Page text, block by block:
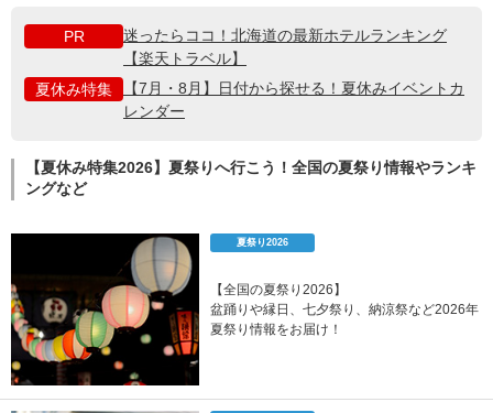
PR
迷ったらココ！北海道の最新ホテルランキング
【楽天トラベル】
夏休み特集
【7月・8月】日付から探せる！夏休みイベントカ
レンダー
【夏休み特集2026】夏祭りへ行こう！全国の夏祭り情報やランキ
ングなど
夏祭り2026
【全国の夏祭り2026】
盆踊りや縁日、七夕祭り、納涼祭など2026年
夏祭り情報をお届け！